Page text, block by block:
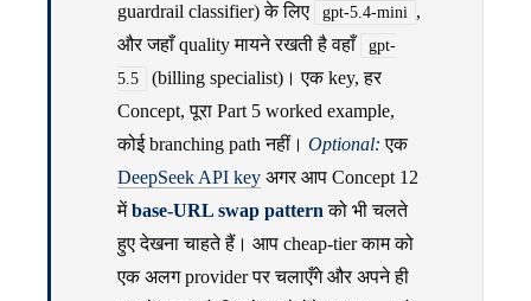
guardrail classifier) के लिए
gpt-5.4-mini ,
और जहाँ quality मायने रखती है वहाँ
gpt-
5.5
(billing specialist)। एक key, हर
Concept, पूरा Part 5 worked example,
कोई branching path नहीं। Optional: एक
DeepSeek API key अगर आप Concept 12
मेंbase-URL swap pattern को भी चलते
हुए देखना चाहते हैं। आप cheap-tier काम को
एक अलग provider पर चलाएँगे और अपने ही